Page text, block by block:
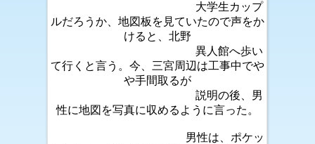
大学生カップ
ルだろうか、地図板を見ていたので声をか
けると、北野
異人館へ歩い
て行くと言う。今、三宮周辺は工事中でや
や手間取るが
説明の後、男
性に地図を写真に収めるように言った。
男性は、ポケッ